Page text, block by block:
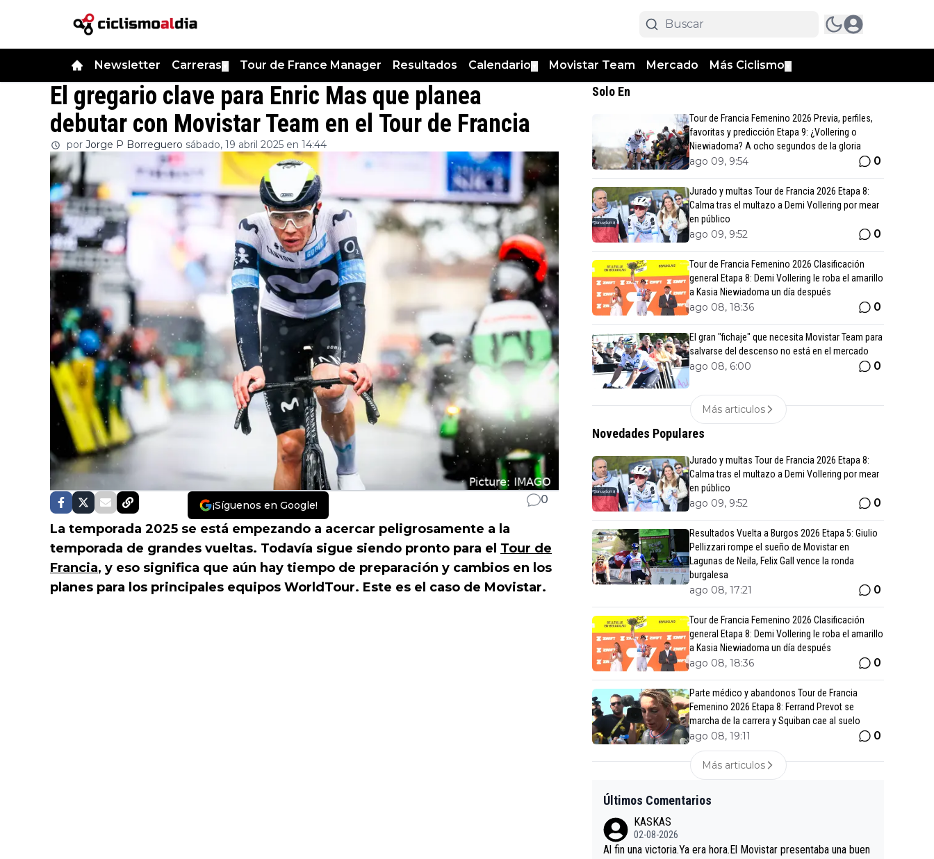
Newsletter Carreras Tour de France Manager Resultados Calendario Movistar Team Mercado Más Ciclismo
El gregario clave para Enric Mas que planea
debutar con Movistar Team en el Tour de Francia
por Jorge P Borreguero sábado, 19 abril 2025 en 14:44
¡Síguenos en Google! 0
La temporada 2025 se está empezando a acercar peligrosamente a la
temporada de grandes vueltas. Todavía sigue siendo pronto para el Tour de
Francia, y eso significa que aún hay tiempo de preparación y cambios en los
planes para los principales equipos WorldTour. Este es el caso de Movistar.
Solo En
Tour de Francia Femenino 2026 Previa, perfiles,
favoritas y predicción Etapa 9: ¿Vollering o
Niewiadoma? A ocho segundos de la gloria
ago 09, 9:54 0
Jurado y multas Tour de Francia 2026 Etapa 8:
Calma tras el multazo a Demi Vollering por mear
en público
ago 09, 9:52 0
Tour de Francia Femenino 2026 Clasificación
general Etapa 8: Demi Vollering le roba el amarillo
a Kasia Niewiadoma un día después
ago 08, 18:36 0
El gran "fichaje" que necesita Movistar Team para
salvarse del descenso no está en el mercado
ago 08, 6:00 0
Más articulos
Novedades Populares
Jurado y multas Tour de Francia 2026 Etapa 8:
Calma tras el multazo a Demi Vollering por mear
en público
ago 09, 9:52 0
Resultados Vuelta a Burgos 2026 Etapa 5: Giulio
Pellizzari rompe el sueño de Movistar en
Lagunas de Neila, Felix Gall vence la ronda
burgalesa
ago 08, 17:21 0
Tour de Francia Femenino 2026 Clasificación
general Etapa 8: Demi Vollering le roba el amarillo
a Kasia Niewiadoma un día después
ago 08, 18:36 0
Parte médico y abandonos Tour de Francia
Femenino 2026 Etapa 8: Ferrand Prevot se
marcha de la carrera y Squiban cae al suelo
ago 08, 19:11 0
Más articulos
Últimos Comentarios
KASKAS
02-08-2026
Al fin una victoria.Ya era hora.El Movistar presentaba una buen